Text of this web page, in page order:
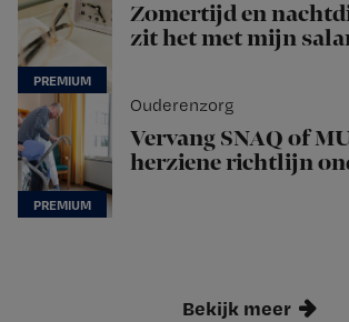
Zomertijd en
zit het met mijn
Ouderenzorg
Vervang SNAQ of
herziene richtlijn
Bekijk meer